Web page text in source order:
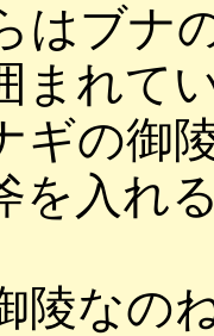
はブナ
まれて
ギの御
を入れ
陵なの